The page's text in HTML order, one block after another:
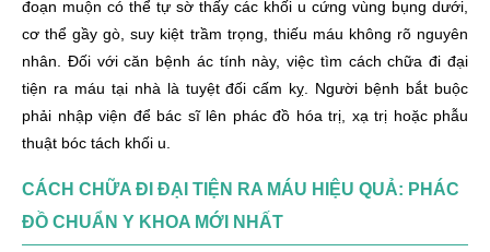
đoạn muộn có thể tự sờ thấy các khối u cứng vùng bụng dưới,
cơ thể gầy gò, suy kiệt trầm trọng, thiếu máu không rõ nguyên
nhân. Đối với căn bệnh ác tính này, việc tìm cách chữa đi đại
tiện ra máu tại nhà là tuyệt đối cấm kỵ. Người bệnh bắt buộc
phải nhập viện để bác sĩ lên phác đồ hóa trị, xạ trị hoặc phẫu
thuật bóc tách khối u.
CÁCH CHỮA ĐI ĐẠI TIỆN RA MÁU HIỆU QUẢ: PHÁC
ĐỒ CHUẨN Y KHOA MỚI NHẤT